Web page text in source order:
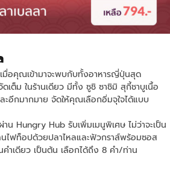
เมื่อคุณเข้ามาจะพบกับทั้งอาหารญี่ปุ่นสุด
เต็ม ในร้านเดียว มีทั้ง ซูชิ ซาชิมิ สุกี้ชาบูเนื้อ
ะอีกมากมาย จัดให้คุณเลือกอิ่มจุใจได้แบบ
น Hungry Hub รับเพิ่มเมนูพิเศษ ไม่ว่าจะเป็น
ไฟท็อปด้วยปลาไหลและฟัวกราส์พร้อมซอส
ำเดียว เป็นต้น เลือกได้ถึง 8 คำ/ท่าน